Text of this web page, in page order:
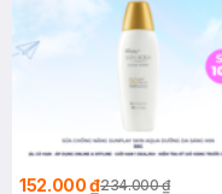
152.000 ₫234.000 ₫